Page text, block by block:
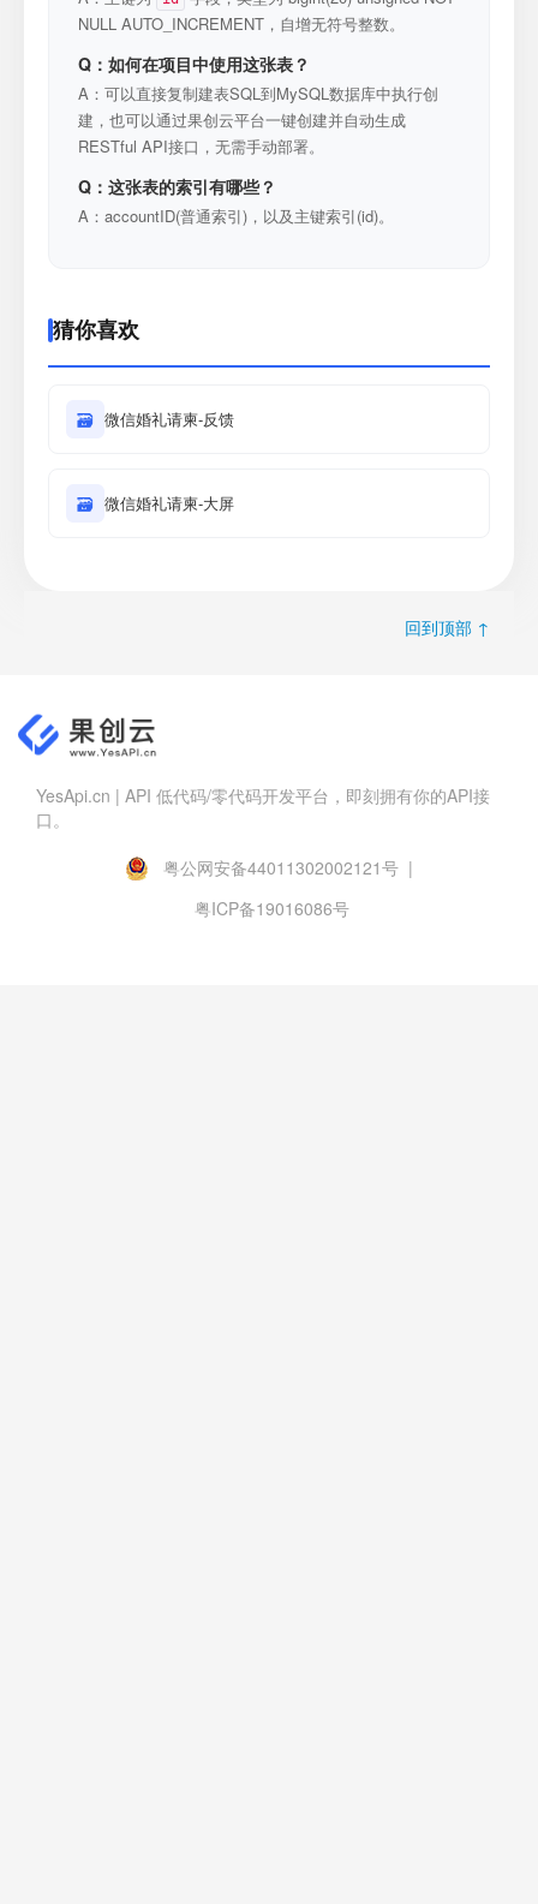
NULL AUTO_INCREMENT，自增无符号整数。
Q：如何在项目中使用这张表？
A：可以直接复制建表SQL到MySQL数据库中执行创
建，也可以通过果创云平台一键创建并自动生成
RESTful API接口，无需手动部署。
Q：这张表的索引有哪些？
A：accountID(普通索引)，以及主键索引(id)。
猜你喜欢
🗃 微信婚礼请柬-反馈
🗃 微信婚礼请柬-大屏
回到顶部 ↑
YesApi.cn | API 低代码/零代码开发平台，即刻拥有你的API接
口。
粤公网安备44011302002121号 |
粤ICP备19016086号